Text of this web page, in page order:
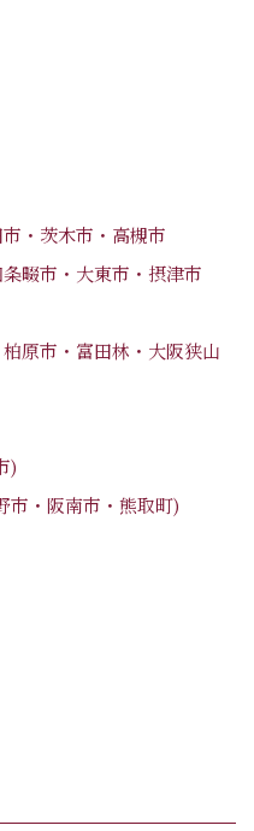
・茨木市・高槻市
畷市・大東市・摂津市
原市・富田林・大阪狭山
)
市・阪南市・熊取町)